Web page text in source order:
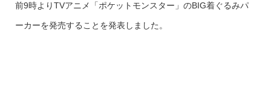
前9時よりTVアニメ「ポケットモンスター」のBIG着ぐるみパ
ーカーを発売することを発表しました。